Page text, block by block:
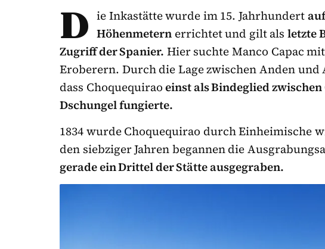
D ie Inkastätte wurde im 15. Jahrhundert
Höhenmetern errichtet und gilt alsletzte
Zugriff der Spanier. Hier suchte Manco Capac
Eroberern. Durch die Lage zwischen Anden und
dass Choquequiraoeinst als Bindeglied
Dschungel fungierte.
1834 wurde Choquequirao durch Einheimische
den siebziger Jahren begannen die
gerade ein Drittel der Stätte ausgegraben.